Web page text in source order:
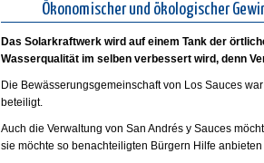
Ökonomischer und ökologischer
Das Solarkraftwerk wird auf einem Tank der
Wasserqualität im selben verbessert wird, denn
Die Bewässerungsgemeinschaft von Los Sauces
beteiligt.
Auch die Verwaltung von San Andrés y Sauces
sie möchte so benachteiligten Bürgern Hilfe